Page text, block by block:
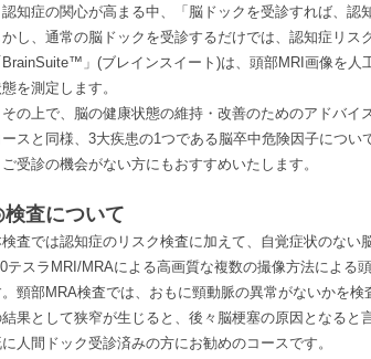
知症の関心が高まる中、「脳ドックを受診すれば、認
かし、通常の脳ドックを受診するだけでは、認知症リ
BrainSuite™」(ブレインスイート)は、頭部MRI画像を
を測定します。
の上で、脳の健康状態の維持・改善のためのアドバイ
ースと同様、3大疾患の1つである脳卒中危険因子につ
ご受診の機会がない方にもおすすめいたします。
査について
査では認知症のリスク検査に加えて、自覚症状のない
テスラMRI/MRAによる高画質な複数の撮像方法による
頸部MRA検査では、おもに頸動脈の異常がないかを
果として狭窄が生じると、後々脳梗塞の原因となると
に人間ドック受診済みの方にお勧めのコースです。